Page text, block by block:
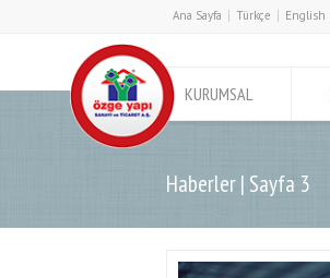
Ana Sayfa Türkçe English
KURUMSAL
Haberler | Sayfa 3